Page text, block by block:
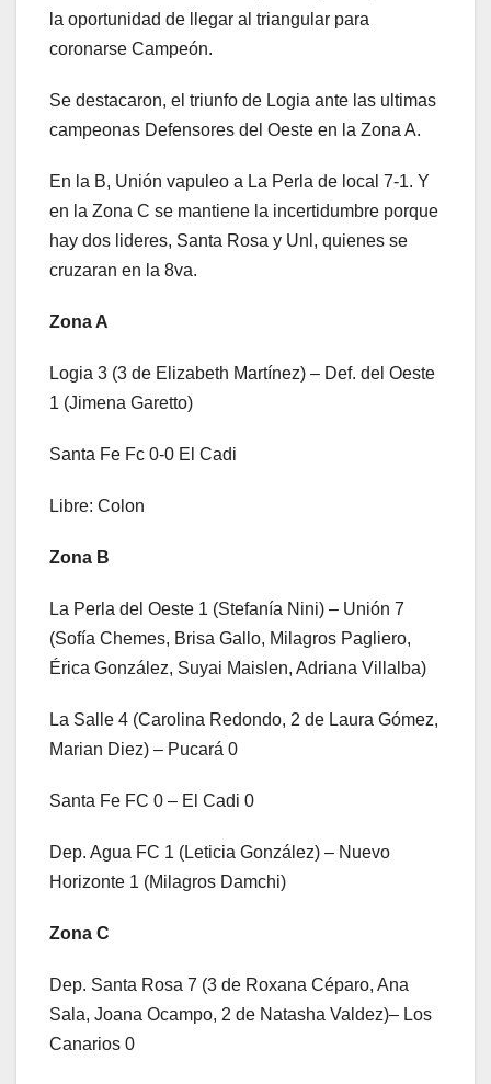
la oportunidad de llegar al triangular para
coronarse Campeón.
Se destacaron, el triunfo de Logia ante las ultimas
campeonas Defensores del Oeste en la Zona A.
En la B, Unión vapuleo a La Perla de local 7-1. Y
en la Zona C se mantiene la incertidumbre porque
hay dos lideres, Santa Rosa y Unl, quienes se
cruzaran en la 8va.
Zona A
Logia 3 (3 de Elizabeth Martínez) – Def. del Oeste
1 (Jimena Garetto)
Santa Fe Fc 0-0 El Cadi
Libre: Colon
Zona B
La Perla del Oeste 1 (Stefanía Nini) – Unión 7
(Sofía Chemes, Brisa Gallo, Milagros Pagliero,
Érica González, Suyai Maislen, Adriana Villalba)
La Salle 4 (Carolina Redondo, 2 de Laura Gómez,
Marian Diez) – Pucará 0
Santa Fe FC 0 – El Cadi 0
Dep. Agua FC 1 (Leticia González) – Nuevo
Horizonte 1 (Milagros Damchi)
Zona C
Dep. Santa Rosa 7 (3 de Roxana Céparo, Ana
Sala, Joana Ocampo, 2 de Natasha Valdez)– Los
Canarios 0